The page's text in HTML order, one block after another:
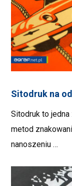
Sitodruk na
Sitodruk to
metod
nanoszeniu …